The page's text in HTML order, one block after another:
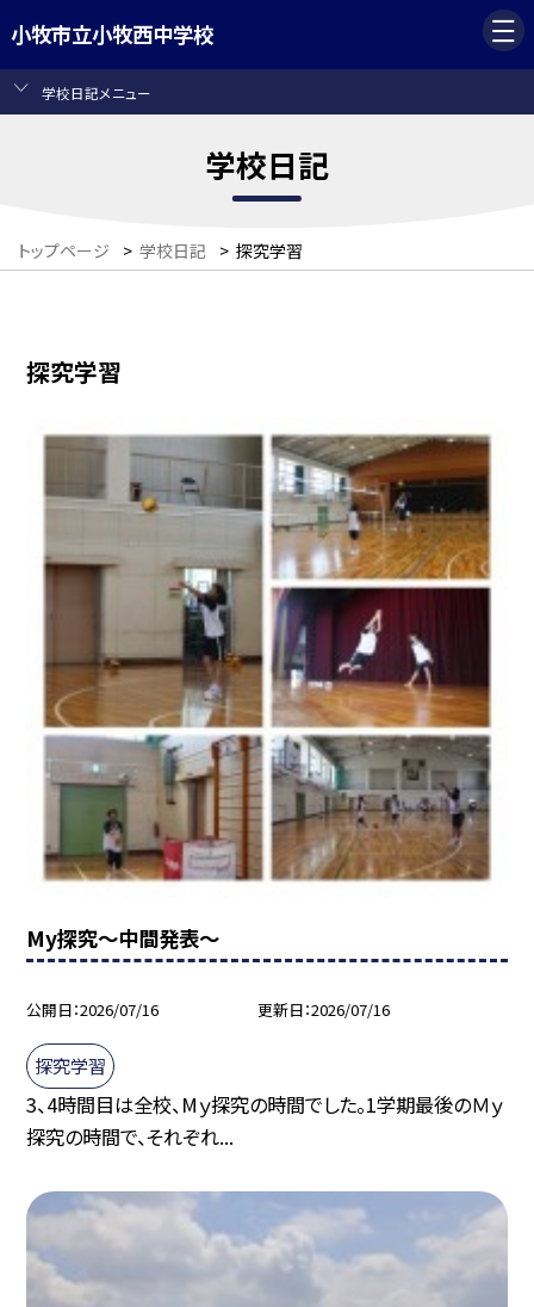
小牧市立小牧西中学校
学校日記メニュー
学校日記
トップページ > 学校日記 > 探究学習
探究学習
My探究～中間発表～
公開日 2026/07/16 更新日 2026/07/16
探究学習
3、4時間目は全校、Mｙ探究の時間でした。1学期最後のＭｙ
探究の時間で、それぞれ...